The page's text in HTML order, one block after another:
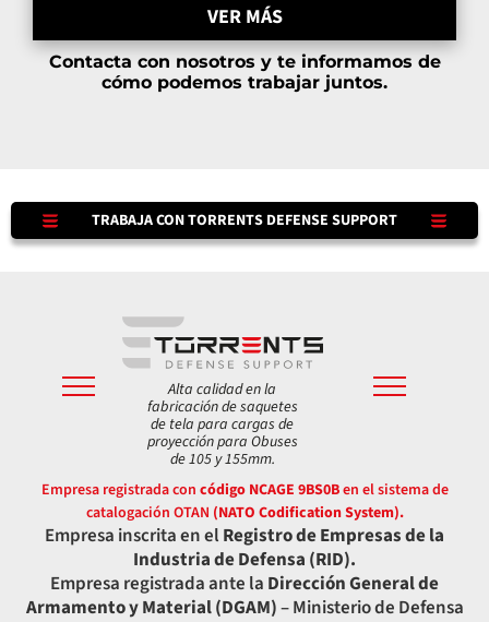
VER MÁS
Contacta con nosotros y te informamos de
cómo podemos trabajar juntos.
TRABAJA CON TORRENTS DEFENSE SUPPORT
Alta calidad en la
fabricación de saquetes
de tela para cargas de
proyección para Obuses
de 105 y 155mm.
Empresa registrada con código NCAGE 9BS0Ben el sistema de
catalogación OTAN (NATO Codification System).
Empresa inscrita en el Registro de Empresas de la
Industria de Defensa (RID).
Empresa registrada ante la Dirección General de
Armamento y Material (DGAM)– Ministerio de Defensa